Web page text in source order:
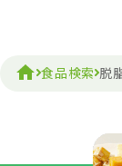
食品検索 脱